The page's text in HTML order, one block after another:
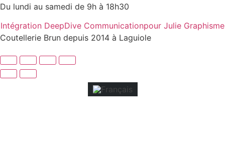
Du lundi au samedi de 9h à 18h30
Intégration DeepDive Communicationpour Julie Graphisme
Coutellerie Brun depuis 2014 à Laguiole